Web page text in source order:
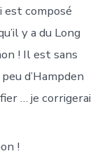
est composé
y a du Long
! Il est sans
d’Hampden
… je corrigerai
!